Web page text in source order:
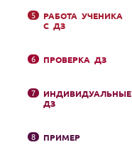
5
РАБОТА УЧЕНИКА
С ДЗ
6 ПРОВЕРКА ДЗ
7
ИНДИВИДУАЛЬНЫЕ
ДЗ
8 ПРИМЕР